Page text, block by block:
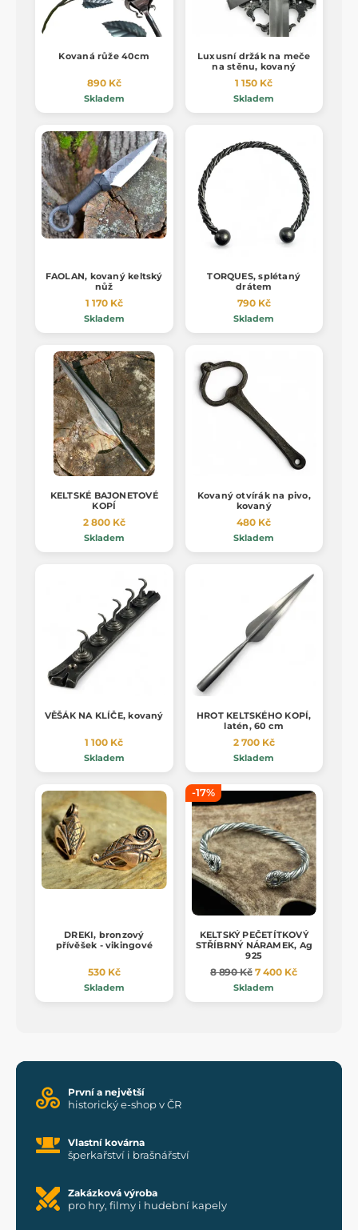
Kovaná růže 40cm
890 Kč
Skladem
Luxusní držák na meče
na stěnu, kovaný
1 150 Kč
Skladem
FAOLAN, kovaný keltský
nůž
1 170 Kč
Skladem
TORQUES, splétaný
drátem
790 Kč
Skladem
KELTSKÉ BAJONETOVÉ
KOPÍ
2 800 Kč
Skladem
Kovaný otvírák na pivo,
kovaný
480 Kč
Skladem
VĚŠÁK NA KLÍČE, kovaný
1 100 Kč
Skladem
HROT KELTSKÉHO KOPÍ,
latén, 60 cm
2 700 Kč
Skladem
DREKI, bronzový
přívěšek - vikingové
530 Kč
Skladem
-17%
KELTSKÝ PEČETÍTKOVÝ
STŘÍBRNÝ NÁRAMEK, Ag
925
8 890 Kč 7 400 Kč
Skladem
První a největší
historický e-shop v ČR
Vlastní kovárna
šperkařství i brašnářství
Zakázková výroba
pro hry, filmy i hudební kapely